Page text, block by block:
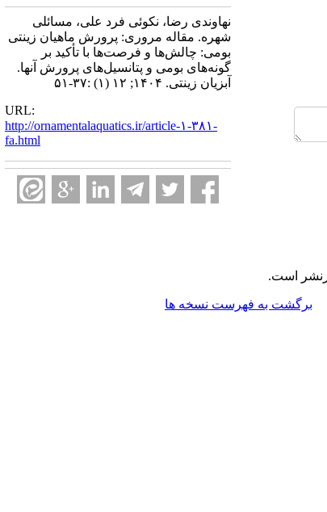
نهاوندی رضا، نکوئی فرد علی، مسائلی
شهره. مقاله مروری:‌ پرورش ماهیان زینتی
بومی: چالش‌ها و فرصت‌ها با تأکید بر
گونه‌های بومی و پتانسیل‌های پرورش آنها.
آبزیان زینتی. ۱۴۰۴; ۱۲ (۱) :۳۷-۵۱
URL:
http://ornamentalaquatics.ir/article-۱-۳۸۱-
fa.html
است.
برگشت به فهرست نسخه ها